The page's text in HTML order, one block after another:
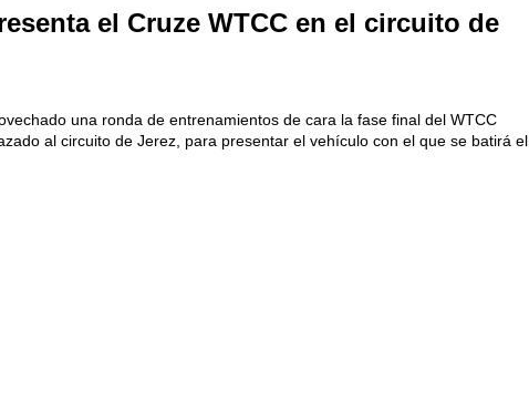
el Cruze WTCC en el circuito de
una ronda de entrenamientos de cara la fase final del WTCC
al circuito de Jerez, para presentar el vehículo con el que se batirá el